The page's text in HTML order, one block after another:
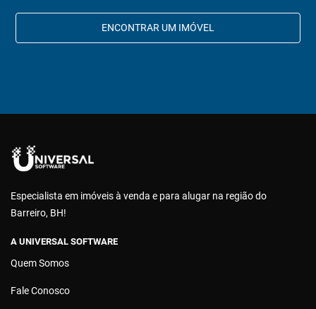
ENCONTRAR UM IMÓVEL
Especialista em imóveis à venda e para alugar na região do
Barreiro, BH!
A UNIVERSAL SOFTWARE
Quem Somos
Fale Conosco